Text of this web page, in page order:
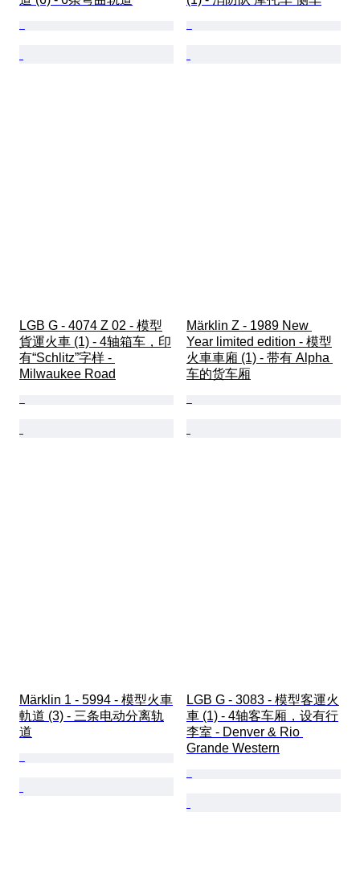
LGB G - 4074 Z 02 - 模型
貨運火車 (1) - 4轴箱车，印
有“Schlitz”字样 -
Milwaukee Road
Märklin Z - 1989 New
Year limited edition - 模型
火車車廂 (1) - 带有 Alpha
车的货车厢
Märklin 1 - 5994 - 模型火車
軌道 (3) - 三条电动分离轨
道
LGB G - 3083 - 模型客運火
車 (1) - 4轴客车厢，设有行
李室 - Denver & Rio
Grande Western